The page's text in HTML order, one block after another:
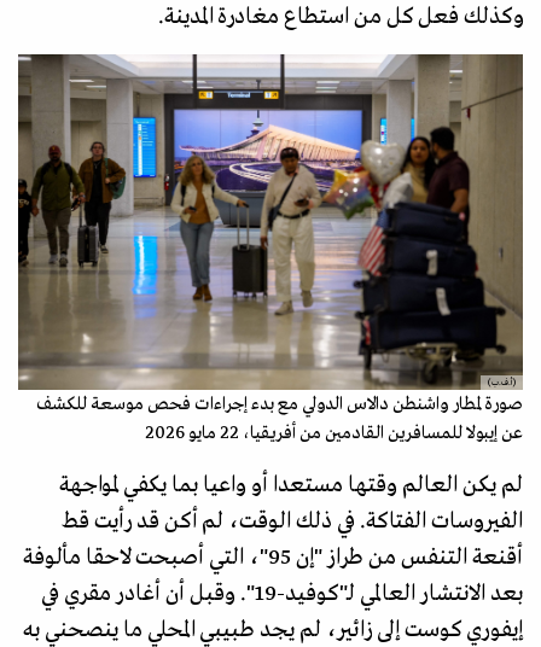
وكذلك فعل كل من استطاع مغادرة المدينة.
(أ.ف.ب)
صورة لمطار واشنطن دالاس الدولي مع بدء إجراءات فحص موسعة للكشف
عن إيبولا للمسافرين القادمين من أفريقيا، 22 مايو 2026
لم يكن العالم وقتها مستعدا أو واعيا بما يكفي لمواجهة
الفيروسات الفتاكة. في ذلك الوقت، لم أكن قد رأيت قط
أقنعة التنفس من طراز "إن 95"، التي أصبحت لاحقا مألوفة
بعد الانتشار العالمي لـ"كوفيد-19". وقبل أن أغادر مقري في
إيفوري كوست إلى زائير، لم يجد طبيبي المحلي ما ينصحني به